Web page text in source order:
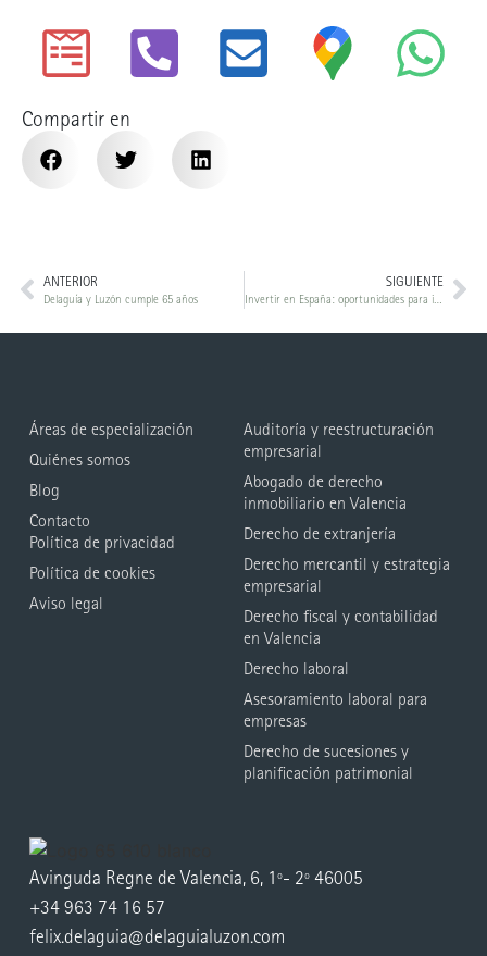
Compartir en
ANTERIOR
Delaguía y Luzón cumple 65 años
SIGUIENTE
Invertir en España: oportunidades para inversores
Avinguda Regne de Valencia, 6, 1º- 2º 46005
+34 963 74 16 57
felix.delaguia@delaguialuzon.com
Áreas de especialización
Quiénes somos
Blog
Contacto
Política de privacidad
Política de cookies
Aviso legal
Auditoría y reestructuración
empresarial
Abogado de derecho
inmobiliario en Valencia
Derecho de extranjería
Derecho mercantil y estrategia
empresarial
Derecho fiscal y contabilidad
en Valencia
Derecho laboral
Asesoramiento laboral para
empresas
Derecho de sucesiones y
planificación patrimonial